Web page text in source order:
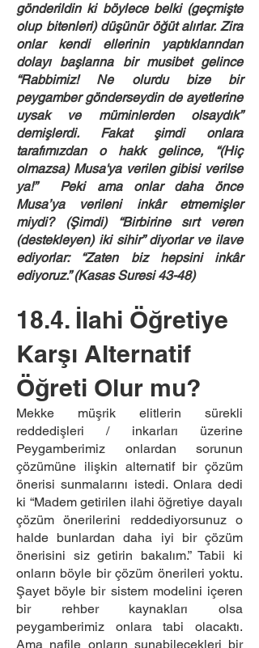
gönderildin ki böylece belki (geçmişte
olup bitenleri) düşünür öğüt alırlar. Zira
onlar kendi ellerinin yaptıklarından
dolayı başlarına bir musibet gelince
“Rabbimiz! Ne olurdu bize bir
peygamber gönderseydin de ayetlerine
uysak ve müminlerden olsaydık”
demişlerdi. Fakat şimdi onlara
tarafımızdan o hakk gelince, “(Hiç
olmazsa) Musa'ya verilen gibisi verilse
ya!” Peki ama onlar daha önce
Musa’ya verileni inkâr etmemişler
miydi? (Şimdi) “Birbirine sırt veren
(destekleyen) iki sihir” diyorlar ve ilave
ediyorlar: “Zaten biz hepsini inkâr
ediyoruz.” (Kasas Suresi 43-48)
18.4. İlahi Öğretiye
Karşı Alternatif
Öğreti Olur mu?
Mekke müşrik elitlerin sürekli
reddedişleri / inkarları üzerine
Peygamberimiz onlardan sorunun
çözümüne ilişkin alternatif bir çözüm
önerisi sunmalarını istedi. Onlara dedi
ki “Madem getirilen ilahi öğretiye dayalı
çözüm önerilerini reddediyorsunuz o
halde bunlardan daha iyi bir çözüm
önerisini siz getirin bakalım.” Tabii ki
onların böyle bir çözüm önerileri yoktu.
Şayet böyle bir sistem modelini içeren
bir rehber kaynakları olsa
peygamberimiz onlara tabi olacaktı.
Ama nafile onların sunabilecekleri bir